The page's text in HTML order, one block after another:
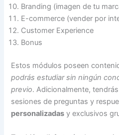
Branding (imagen de tu
E-commerce (vender por
Customer Experience
Bonus
Estos módulos poseen
podrás estudiar sin ningún
previo. Adicionalmente,
sesiones de preguntas y
personalizadas y exclusivos